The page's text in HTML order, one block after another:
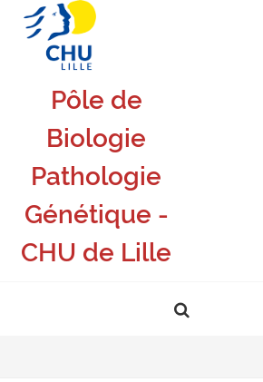
Pôle de
Biologie
Pathologie
Génétique -
CHU de Lille